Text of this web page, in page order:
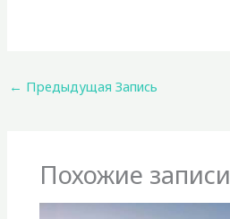
← Предыдущая Запись
Похожие записи